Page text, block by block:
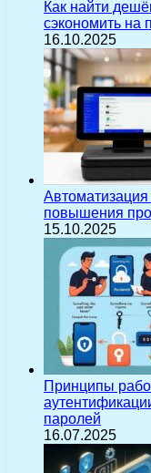
Как найти
сэкономить на
16.10.2025
Автоматизация
повышения
15.10.2025
Принципы
паролей
16.07.2025